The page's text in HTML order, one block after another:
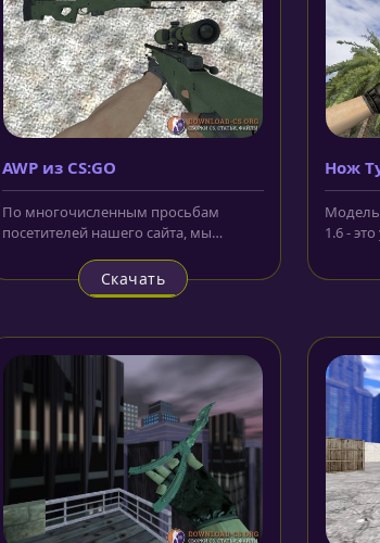
AWP из CS:GO
По многочисленным просьбам
посетителей нашего сайта, мы
CS 1.6....
Скачать
Нож
Модель
1.6 -